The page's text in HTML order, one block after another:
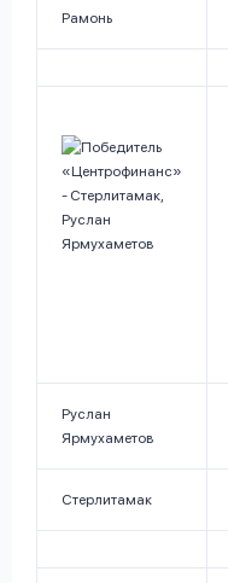
Рамонь
Руслан
Ярмухаметов
Стерлитамак